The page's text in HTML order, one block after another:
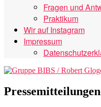
Fragen und
Praktikum
Wir auf Instagram
Impressum